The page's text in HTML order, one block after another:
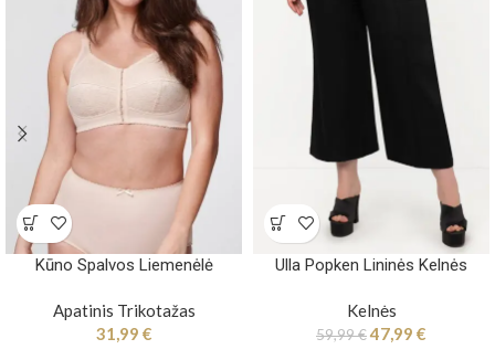
Kūno Spalvos Liemenėlė
Apatinis Trikotažas
31,99 €
Ulla Popken Lininės Kelnės
Kelnės
59,99€47,99 €